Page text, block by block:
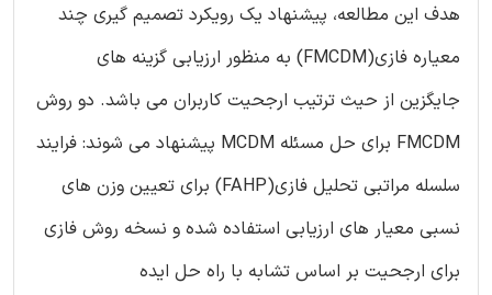
هدف این مطالعه، پیشنهاد یک رویکرد تصمیم گیری چند
معیاره فازی(FMCDM) به منظور ارزیابی گزینه های
جایگزین از حیث ترتیب ارجحیت کاربران می باشد. دو روش
FMCDM برای حل مسئله MCDM پیشنهاد می شوند: فرایند
سلسله مراتبی تحلیل فازی(FAHP) برای تعیین وزن های
نسبی معیار های ارزیابی استفاده شده و نسخه روش فازی
برای ارجحیت بر اساس تشابه با راه حل ایده